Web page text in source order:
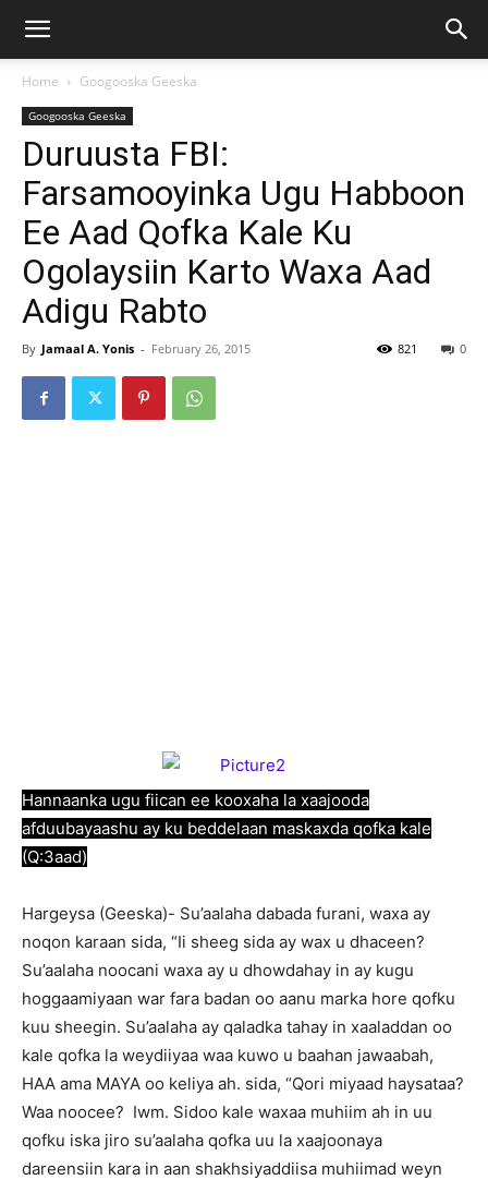
Home Googooska Geeska
Googooska Geeska
Duruusta FBI:
Farsamooyinka Ugu Habboon
Ee Aad Qofka Kale Ku
Ogolaysiin Karto Waxa Aad
Adigu Rabto
By Jamaal A. Yonis - February 26, 2015 0
821
Hannaanka ugu fiican ee kooxaha la xaajooda
afduubayaashu ay ku beddelaan maskaxda qofka kale
(Q:3aad)
Hargeysa (Geeska)- Su’aalaha dabada furani, waxa ay
noqon karaan sida, “Ii sheeg sida ay wax u dhaceen?
Su’aalaha noocani waxa ay u dhowdahay in ay kugu
hoggaamiyaan war fara badan oo aanu marka hore qofku
kuu sheegin. Su’aalaha ay qaladka tahay in xaaladdan oo
kale qofka la weydiiyaa waa kuwo u baahan jawaabah,
HAA ama MAYA oo keliya ah. sida, “Qori miyaad haysataa?
Waa noocee? Iwm. Sidoo kale waxaa muhiim ah in uu
qofku iska jiro su’aalaha qofka uu la xaajoonaya
dareensiin kara in aan shakhsiyaddiisa muhiimad weyn